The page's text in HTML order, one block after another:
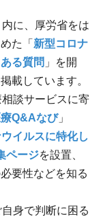
に、厚労省をは
た「 新型コロナ
る質問 」を開
載しています。
談サービスに寄
療Q&Aなび」
イルスに特化し
ページを設置、
要性などを知る
身で判断に困る